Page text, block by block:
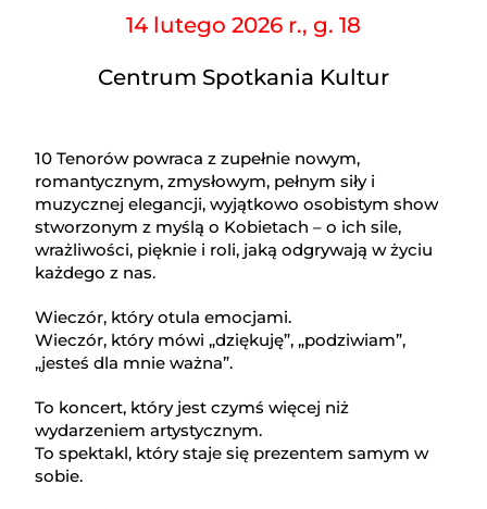
14 lutego 2026 r., g. 18
Centrum Spotkania Kultur
10 Tenorów powraca z zupełnie nowym,
romantycznym, zmysłowym, pełnym siły i
muzycznej elegancji, wyjątkowo osobistym show
stworzonym z myślą o Kobietach – o ich sile,
wrażliwości, pięknie i roli, jaką odgrywają w życiu
każdego z nas.
Wieczór, który otula emocjami.
Wieczór, który mówi „dziękuję”, „podziwiam”,
„jesteś dla mnie ważna”.
To koncert, który jest czymś więcej niż
wydarzeniem artystycznym.
To spektakl, który staje się prezentem samym w
sobie.